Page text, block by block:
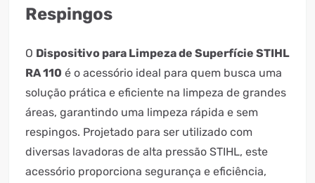
Respingos
O Dispositivo para Limpeza de Superfície STIHL
RA 110 é o acessório ideal para quem busca uma
solução prática e eficiente na limpeza de grandes
áreas, garantindo uma limpeza rápida e sem
respingos. Projetado para ser utilizado com
diversas lavadoras de alta pressão STIHL, este
acessório proporciona segurança e eficiência,